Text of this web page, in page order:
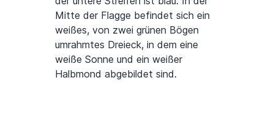
Mitte der Flagge befindet sich ein
weißes, von zwei grünen Bögen
umrahmtes Dreieck, in dem eine
weiße Sonne und ein weißer
Halbmond abgebildet sind.